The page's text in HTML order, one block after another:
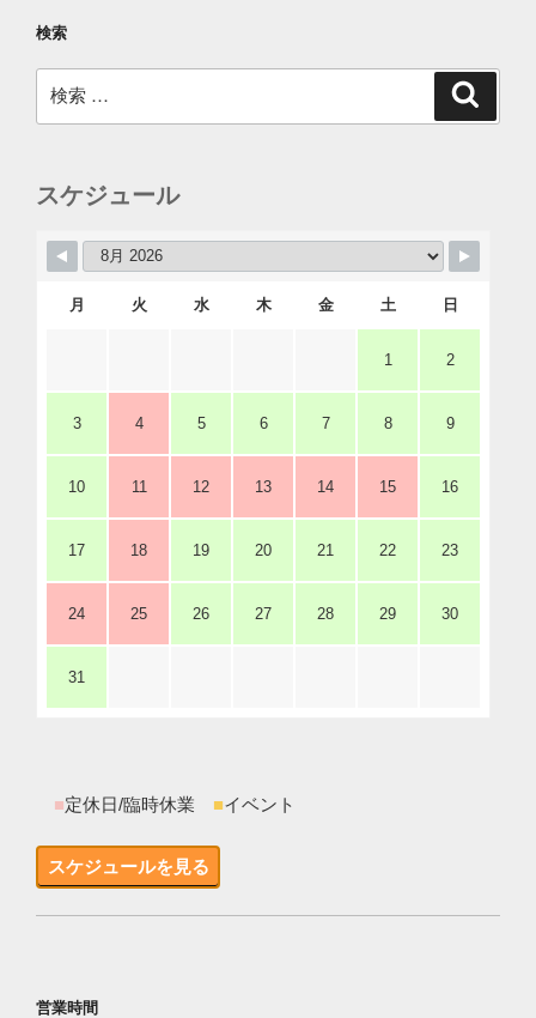
検索
索:
スケジュール
月 火 水 木 金 土 日
1 2
3 4 5 6 7 8 9
10 11 12 13 14 15 16
17 18 19 20 21 22 23
24 25 26 27 28 29 30
31
■定休日/臨時休業 ■イベント
スケジュールを見る
営業時間